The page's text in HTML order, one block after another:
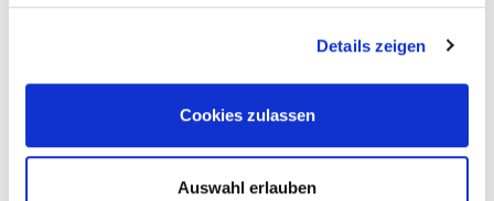
Details zeigen
Cookies zulassen
Auswahl erlauben
Mikrospritzguss zur präzisen Fertigung filigranster
Optik-Industrie sind wir derzeit der einzige Lieferant